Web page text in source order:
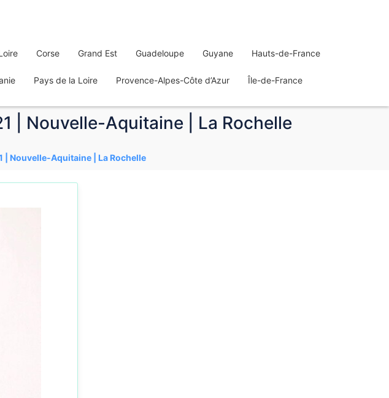
Corse Grand Est Guadeloupe Guyane Hauts-de-France
Pays de la Loire Provence-Alpes-Côte d’Azur Île-de-France
| Nouvelle-Aquitaine | La Rochelle
| Nouvelle-Aquitaine | La Rochelle